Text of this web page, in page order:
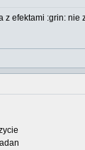
efektami :grin: